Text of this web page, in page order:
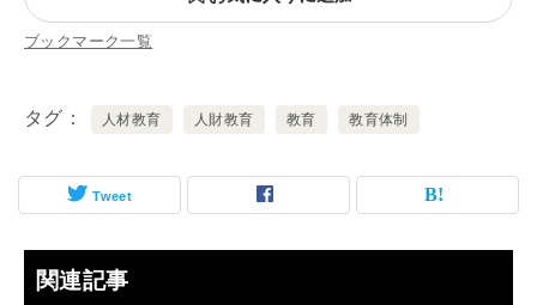
ブックマーク一覧
タグ 人材教育 人財教育 教育 教育体制
Tweet
関連記事